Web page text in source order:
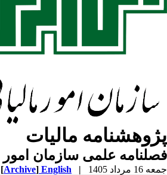
مالیات
علمی سازمان امور
مرداد 1405 |
English
[Archive]